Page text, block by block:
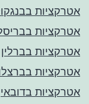
אטרקציות
אטרקציות
אטרקציות בברלין
אטרקציות
אטרקציות בדובאי